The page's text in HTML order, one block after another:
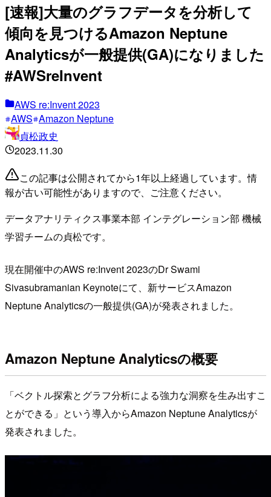
[速報]大量のグラフデータを分析して
傾向を見つけるAmazon Neptune
Analyticsが一般提供(GA)になりました
#AWSreInvent
AWS re:Invent 2023
AWS Amazon Neptune
貞松政史
2023.11.30
この記事は公開されてから1年以上経過しています。情
報が古い可能性がありますので、ご注意ください。
データアナリティクス事業本部 インテグレーション部 機械
学習チームの貞松です。
現在開催中のAWS re:Invent 2023のDr Swami
Sivasubramanian Keynoteにて、新サービスAmazon
Neptune Analyticsの一般提供(GA)が発表されました。
Amazon Neptune Analyticsの概要
「ベクトル探索とグラフ分析による強力な洞察を生み出すこ
とができる」という導入からAmazon Neptune Analyticsが
発表されました。